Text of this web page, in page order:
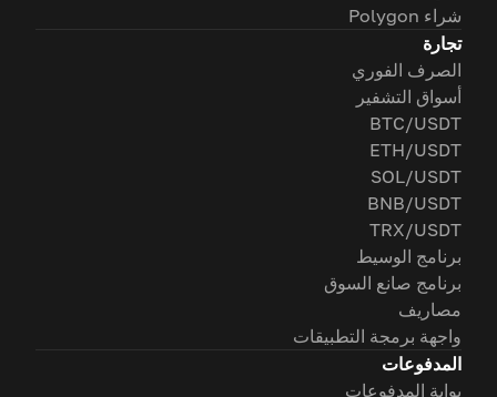
شراء Polygon
تجارة
الصرف الفوري
أسواق التشفير
BTC/USDT
ETH/USDT
SOL/USDT
BNB/USDT
TRX/USDT
برنامج الوسيط
برنامج صانع السوق
مصاريف
واجهة برمجة التطبيقات
المدفوعات
بوابة المدفوعات